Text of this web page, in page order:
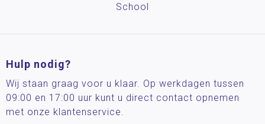
School
Hulp nodig?
Wij staan graag voor u klaar. Op werkdagen tussen
09:00 en 17:00 uur kunt u direct contact opnemen
met onze klantenservice.